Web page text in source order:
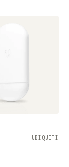
UBIQUITI